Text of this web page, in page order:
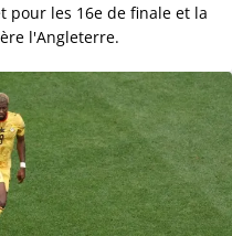
pour les 16e de finale et la
l'Angleterre.